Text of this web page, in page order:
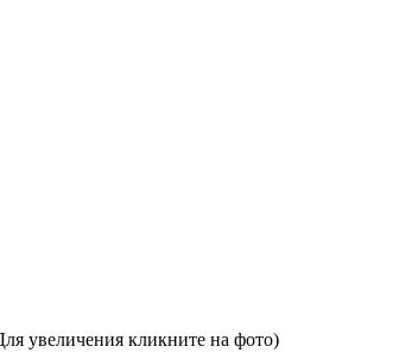
увеличения кликните на фото)